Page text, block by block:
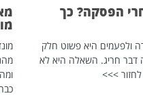
הפסקה? כך
ולפעמים היא פשוט חלק
דבר חריג. השאלה היא לא
>>>